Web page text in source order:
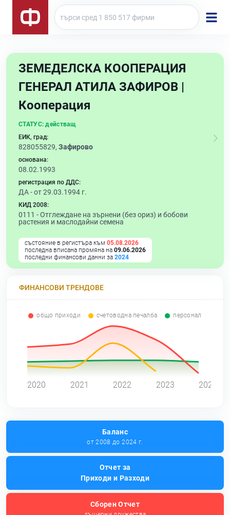
ЗЕМЕДЕЛСКА КООПЕРАЦИЯ
ГЕНЕРАЛ АТИЛА ЗАФИРОВ |
Кооперация
СТАТУС: действащ
ЕИК, град:
828055829, Зафирово
основана:
08.02.1993
регистрация по ДДС:
ДА - от 29.03.1994 г.
КИД 2008:
0111 -Отглеждане на зърнени (без ориз) и бобови
растения и маслодайни семена
състояние в регистъра към 05.08.2026
последна вписана промяна на 09.06.2026
последни финансови данни за 2024
ФИНАНСОВИ ТРЕНДОВЕ
общо приходи счетоводна печалба персонал
2020 2021 2022 2023 2024
Баланс
от 2008 до 2024 г.
Отчет за
Приходи и Разходи
Сборен Отчет